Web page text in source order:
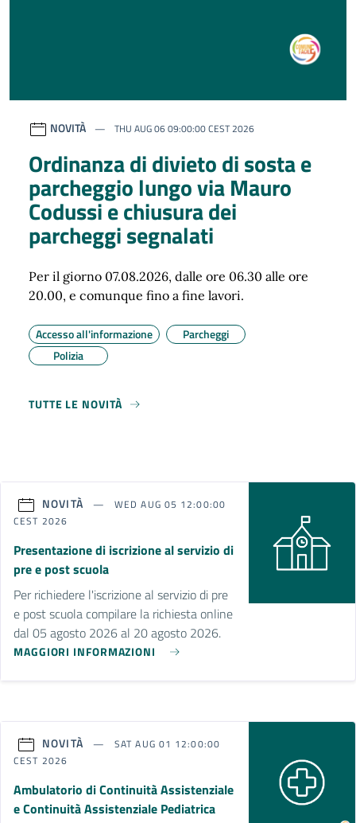
NOVITÀ THU AUG 06 09:00:00 CEST 2026
Ordinanza di divieto di sosta e
parcheggio lungo via Mauro
Codussi e chiusura dei
parcheggi segnalati
Per il giorno 07.08.2026, dalle ore 06.30 alle ore
20.00, e comunque fino a fine lavori.
Accesso all'informazione
Parcheggi
Polizia
TUTTE LE NOVITÀ
NOVITÀ
WED AUG 05 12:00:00
CEST 2026
Presentazione di iscrizione al servizio di
pre e post scuola
Per richiedere l'iscrizione al servizio di pre
e post scuola compilare la richiesta online
dal 05 agosto 2026 al 20 agosto 2026.
MAGGIORI INFORMAZIONI
NOVITÀ
SAT AUG 01 12:00:00
CEST 2026
Ambulatorio di Continuità Assistenziale
e Continuità Assistenziale Pediatrica